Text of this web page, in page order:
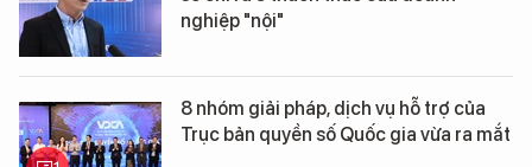
nghiệp "nội"
8 nhóm giải pháp, dịch vụ hỗ trợ của
Trục bản quyền số Quốc gia vừa ra mắt